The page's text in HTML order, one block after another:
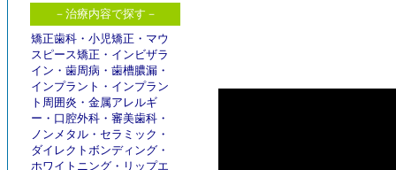
－治療内容で探す－
矯正歯科 ・ 小児矯正 ・ マウ
スピース矯正 ・ インビザラ
イン ・ 歯周病 ・ 歯槽膿漏 ・
インプラント ・ インプラン
ト周囲炎 ・ 金属アレルギ
ー ・ 口腔外科 ・ 審美歯科 ・
ノンメタル ・ セラミック ・
ダイレクトボンディング ・
ホワイトニング ・ リップエ